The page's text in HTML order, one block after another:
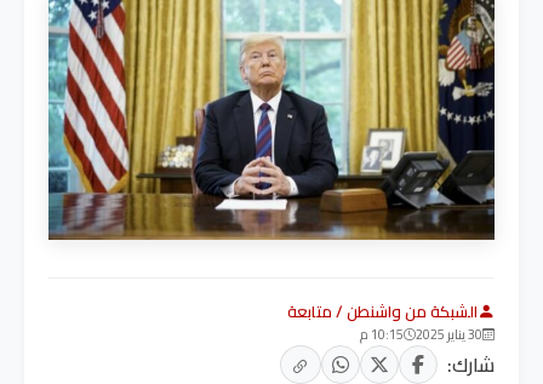
الشبكة من واشنطن / متابعة
30 يناير 2025 10:15 م
شارك: